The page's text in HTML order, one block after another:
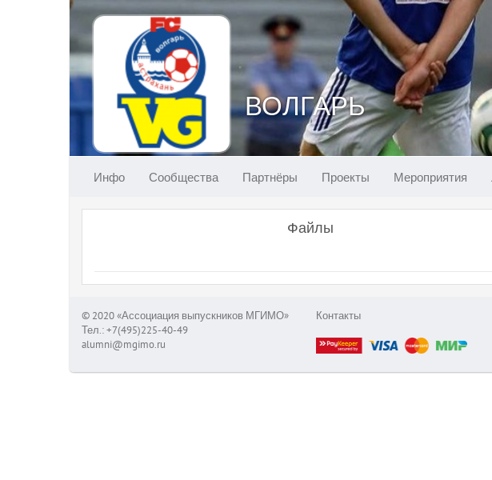
ВОЛГАРЬ
Инфо Сообщества Партнёры Проекты Мероприятия
Файлы
© 2020 «Ассоциация выпускников МГИМО»
Тел.: +7(495)225-40-49
alumni@mgimo.ru
Контакты